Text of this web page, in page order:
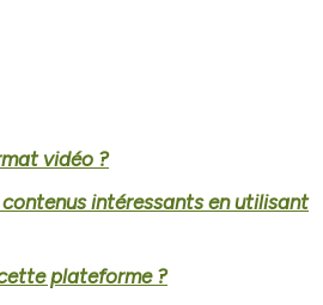
vidéo ?
intéressants en utilisant
plateforme ?